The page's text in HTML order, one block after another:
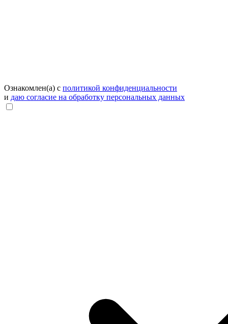
Ознакомлен(а) с политикой конфиденциальности
и даю согласие на обработку персональных данных